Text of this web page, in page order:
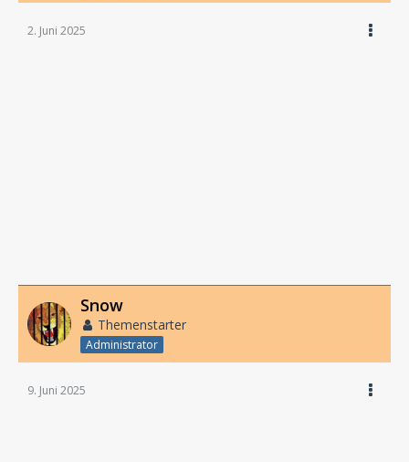
2. Juni 2025
Snow
Themenstarter
Administrator
9. Juni 2025